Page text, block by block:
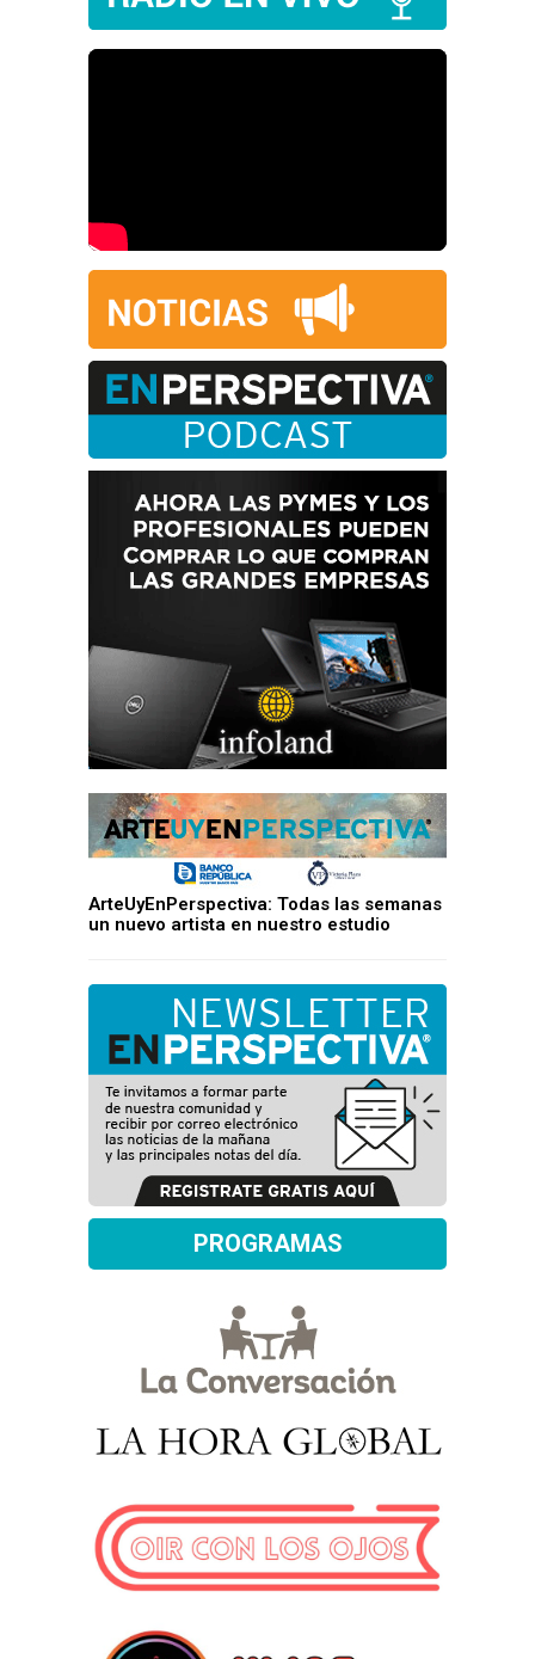
ArteUyEnPerspectiva: Todas las semanas
un nuevo artista en nuestro estudio
PROGRAMAS